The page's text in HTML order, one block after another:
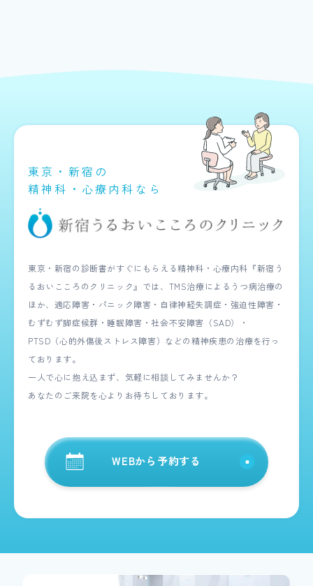
東京・新宿の
精神科・心療内科なら
東京・新宿の診断書がすぐにもらえる精神科・心療内科『新宿う
るおいこころのクリニック』では、TMS治療によるうつ病治療の
ほか、適応障害・パニック障害・自律神経失調症・強迫性障害・
むずむず脚症候群・睡眠障害・社会不安障害（SAD）・
PTSD（心的外傷後ストレス障害）などの精神疾患の治療を行っ
ております。
一人で心に抱え込まず、気軽に相談してみませんか？
あなたのご来院を心よりお待ちしております。
WEBから予約する